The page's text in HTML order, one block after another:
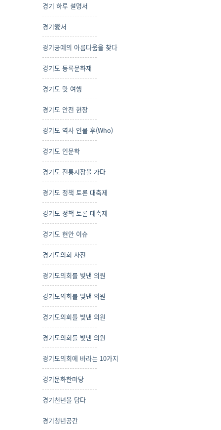
경기 하루 설명서
경기愛서
경기공예의 아름다움을 찾다
경기도 등록문화재
경기도 맛 여행
경기도 안전 현장
경기도 역사 인물 후(Who)
경기도 인문학
경기도 전통시장을 가다
경기도 정책 토론 대축제
경기도 정책 토론 대축제
경기도 현안 이슈
경기도의회 사진
경기도의회를 빛낸 의원
경기도의회를 빛낸 의원
경기도의회를 빛낸 의원
경기도의회를 빛낸 의원
경기도의회에 바라는 10가지
경기문화한마당
경기천년을 담다
경기청년공간